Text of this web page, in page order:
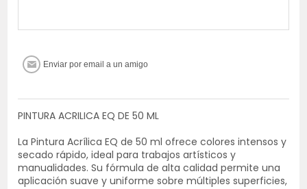
PINTURA ACRILICA EQ DE 50 ML
La Pintura Acrílica EQ de 50 ml ofrece colores intensos y
secado rápido, ideal para trabajos artísticos y
manualidades. Su fórmula de alta calidad permite una
aplicación suave y uniforme sobre múltiples superficies,